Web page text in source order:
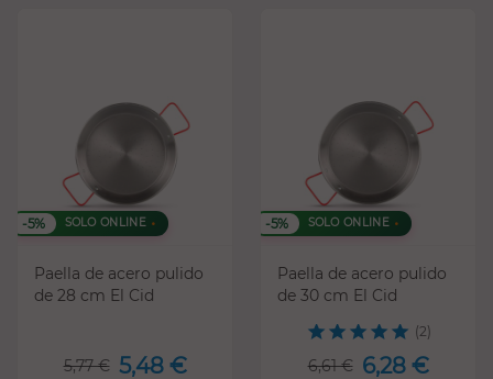
-5% SOLO ONLINE
Paella de acero pulido
de 28 cm El Cid
5,77 € 5,48 €
-5% SOLO ONLINE
Paella de acero pulido
de 30 cm El Cid
(2)
6,61 € 6,28 €